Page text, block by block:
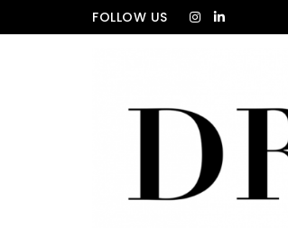
Skip to contentFOLLOW US